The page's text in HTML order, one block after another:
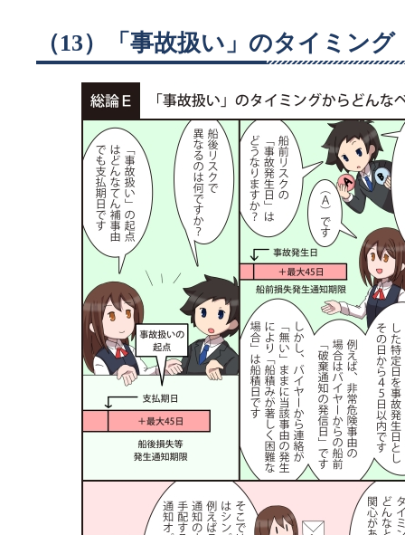
（13）「事故扱い」のタイミング